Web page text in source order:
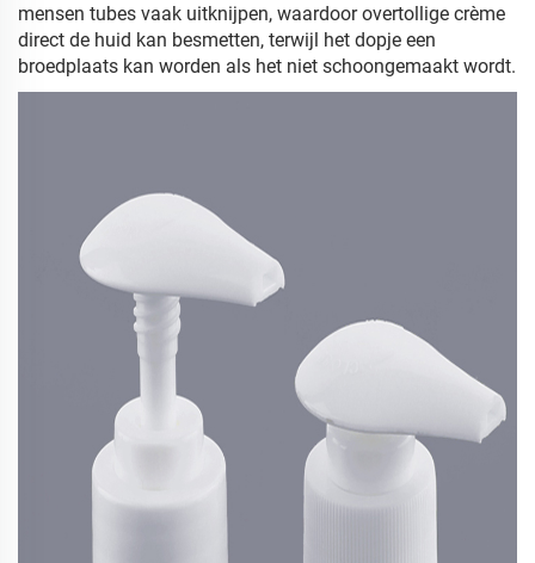
mensen tubes vaak uitknijpen, waardoor overtollige crème
direct de huid kan besmetten, terwijl het dopje een
broedplaats kan worden als het niet schoongemaakt wordt.